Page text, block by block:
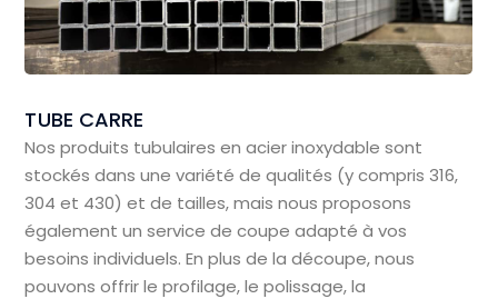
TUBE CARRE
Nos produits tubulaires en acier inoxydable sont
stockés dans une variété de qualités (y compris 316,
304 et 430) et de tailles, mais nous proposons
également un service de coupe adapté à vos
besoins individuels. En plus de la découpe, nous
pouvons offrir le profilage, le polissage, la